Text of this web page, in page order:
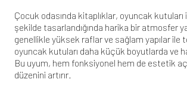
Çocuk odasında kitaplıklar, oyuncak kutuları
şekilde tasarlandığında harika bir atmosfer
genellikle yüksek raflar ve sağlam yapılar ile
oyuncak kutuları daha küçük boyutlarda ve
Bu uyum, hem fonksiyonel hem de estetik
düzenini artırır.